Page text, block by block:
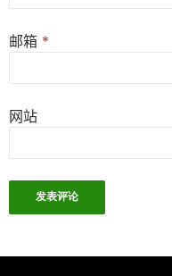
邮箱 *
网站